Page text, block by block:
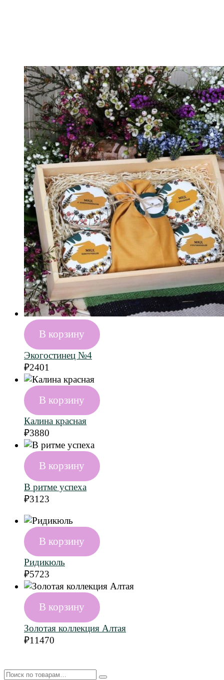
В корзину
Экогостинец №4
₽2401
В корзину
Калина красная
₽3880
В корзину
В ритме успеха
₽3123
В корзину
Ридикюль
₽5723
В корзину
Золотая коллекция Алтая
₽11470
Искать: